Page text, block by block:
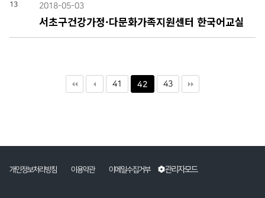
13
서초구건강가정·다문화가족지원센터 한국어교실
2018-05-03
41 42 43
개인정보처리방침 이용약관 이메일수집거부 관리자모드